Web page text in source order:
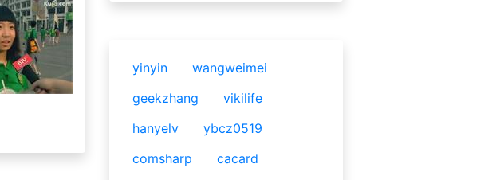
yinyin
wangweimei
geekzhang
vikilife
hanyelv
ybcz0519
comsharp
cacard